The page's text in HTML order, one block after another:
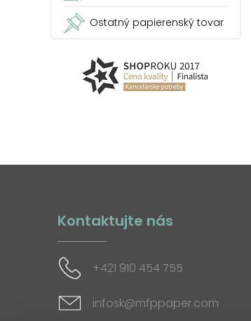
Ostatný papierenský tovar
Kontaktujte nás
+421 910 454 755
infosk@mfppaper.com